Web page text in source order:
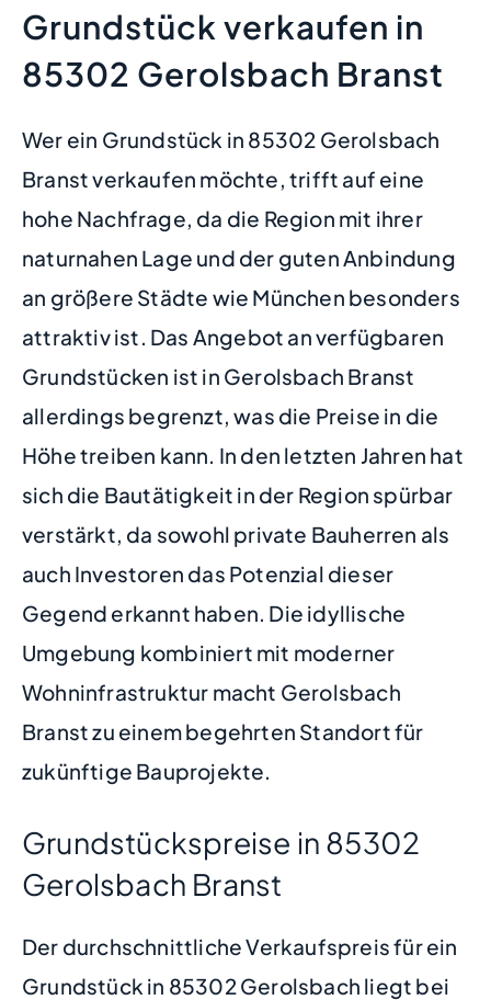
Grundstück verkaufen in
85302 Gerolsbach Branst
Wer ein Grundstück in 85302 Gerolsbach
Branst verkaufen möchte, trifft auf eine
hohe Nachfrage, da die Region mit ihrer
naturnahen Lage und der guten Anbindung
an größere Städte wie München besonders
attraktiv ist. Das Angebot an verfügbaren
Grundstücken ist in Gerolsbach Branst
allerdings begrenzt, was die Preise in die
Höhe treiben kann. In den letzten Jahren hat
sich die Bautätigkeit in der Region spürbar
verstärkt, da sowohl private Bauherren als
auch Investoren das Potenzial dieser
Gegend erkannt haben. Die idyllische
Umgebung kombiniert mit moderner
Wohninfrastruktur macht Gerolsbach
Branst zu einem begehrten Standort für
zukünftige Bauprojekte.
Grundstückspreise in 85302
Gerolsbach Branst
Der durchschnittliche Verkaufspreis für ein
Grundstück in 85302 Gerolsbach liegt bei